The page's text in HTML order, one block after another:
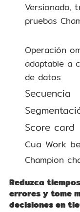
Versionado,
pruebas
Operación
adaptable a
de datos
Secuencia
Score card
Cua Work
Champion
Reduzca
errores y tome
decisiones en